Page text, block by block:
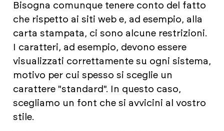
Bisogna comunque tenere conto del fatto
che rispetto ai siti web e, ad esempio, alla
carta stampata, ci sono alcune restrizioni.
I caratteri, ad esempio, devono essere
visualizzati correttamente su ogni sistema,
motivo per cui spesso si sceglie un
carattere "standard". In questo caso,
scegliamo un font che si avvicini al vostro
stile.